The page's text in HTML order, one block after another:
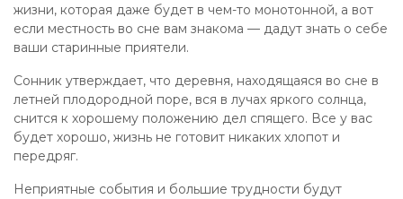
жизни, которая даже будет в чем-то монотонной, а вот
если местность во сне вам знакома — дадут знать о себе
ваши старинные приятели.
Сонник утверждает, что деревня, находящаяся во сне в
летней плодородной поре, вся в лучах яркого солнца,
снится к хорошему положению дел спящего. Все у вас
будет хорошо, жизнь не готовит никаких хлопот и
передряг.
Неприятные события и большие трудности будут